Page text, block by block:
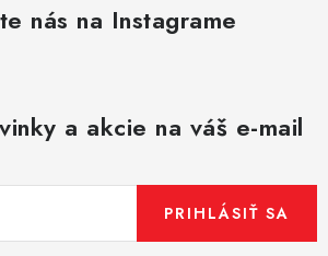
nás na Instagrame
a akcie na váš e-mail
PRIHLÁSIŤ SA